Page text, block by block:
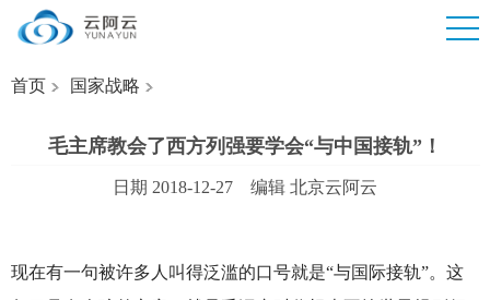
首页 国家战略
毛主席教会了西方列强要学会“与中国接轨”！
日期 2018-12-27 编辑 北京云阿云
现在有一句被许多人叫得泛滥的口号就是“与国际接轨”。这